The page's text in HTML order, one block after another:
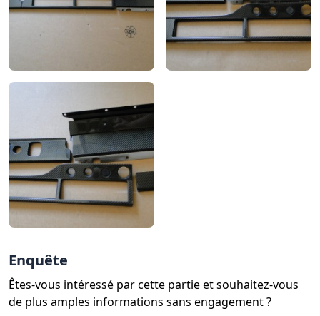
Enquête
Êtes-vous intéressé par cette partie et souhaitez-vous
de plus amples informations sans engagement ?